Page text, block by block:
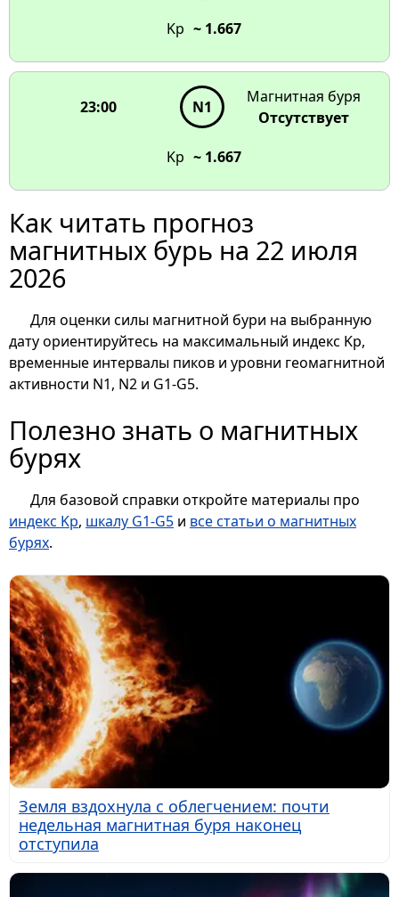
Kp ~ 1.667
23:00 N1
Магнитная буря
Отсутствует
Kp ~ 1.667
Как читать прогноз
магнитных бурь на 22 июля
2026
Для оценки силы магнитной бури на выбранную
дату ориентируйтесь на максимальный индекс Kp,
временные интервалы пиков и уровни геомагнитной
активности N1, N2 и G1-G5.
Полезно знать о магнитных
бурях
Для базовой справки откройте материалы про
индекс Kp, шкалу G1-G5 и все статьи о магнитных
бурях.
Земля вздохнула с облегчением: почти
недельная магнитная буря наконец
отступила